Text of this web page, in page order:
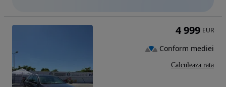
4 999 EUR
Conform mediei
Calculeaza rata